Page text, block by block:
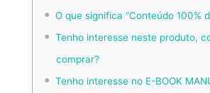
O que significa “Conteúdo 100%
Tenho interesse neste produto,
comprar?
Tenho interesse no E-BOOK